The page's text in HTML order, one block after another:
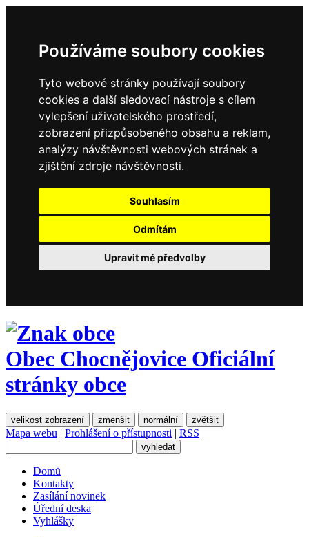
Používáme soubory cookies
Tyto webové stránky používají soubory
cookies a další sledovací nástroje s cílem
vylepšení uživatelského prostředí,
zobrazení přizpůsobeného obsahu a reklam,
analýzy návštěvnosti webových stránek a
zjištění zdroje návštěvnosti.
Souhlasím
Odmítám
Upravit mé předvolby
Obec Chocnějovice Oficiální
stránky obce
velikost zobrazení zmenšit normální zvětšit
Mapa webu | Prohlášení o přístupnosti | RSS
Domů
Kontakty
Zasílání novinek
Úřední deska
Vyhlášky